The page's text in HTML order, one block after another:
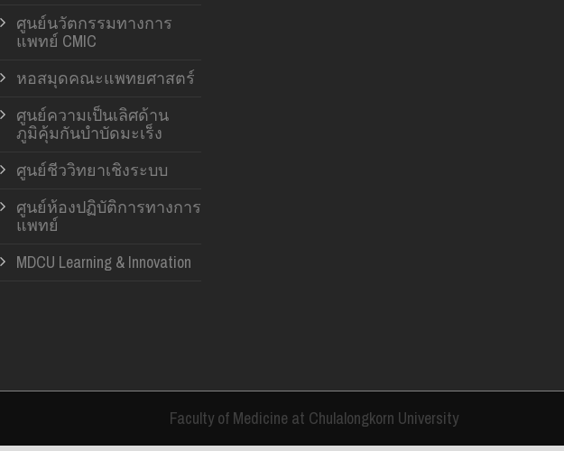
ศูนย์นวัตกรรมทางการ
แพทย์ CMIC
หอสมุดคณะแพทยศาสตร์
ศูนย์ความเป็นเลิศด้าน
ภูมิคุ้มกันบำบัดมะเร็ง
ศูนย์ชีววิทยาเชิงระบบ
ศูนย์ห้องปฏิบัติการทางการ
แพทย์
MDCU Learning & Innovation
Faculty of Medicine at Chulalongkorn University